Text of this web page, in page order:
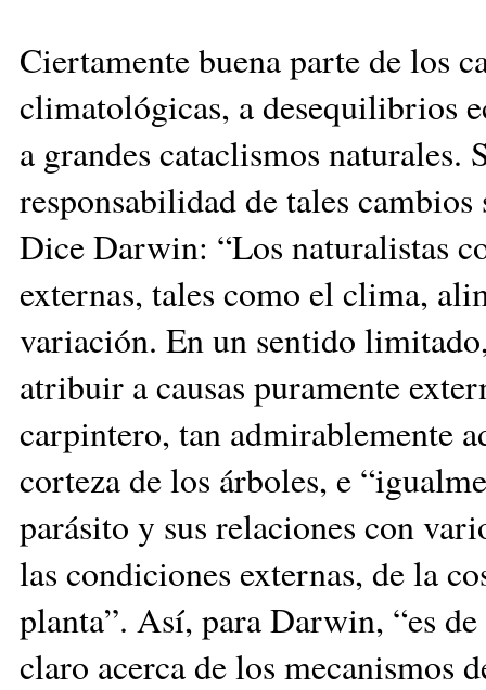
Ciertamente buena parte de los
climatológicas, a desequilibrios
a grandes cataclismos naturales.
responsabilidad de tales cambios
Dice Darwin: “Los naturalistas
externas, tales como el clima,
variación. En un sentido
atribuir a causas puramente
carpintero, tan admirablemente
corteza de los árboles, e
parásito y sus relaciones con
las condiciones externas, de la
planta”. Así, para Darwin, “es
claro acerca de los mecanismos